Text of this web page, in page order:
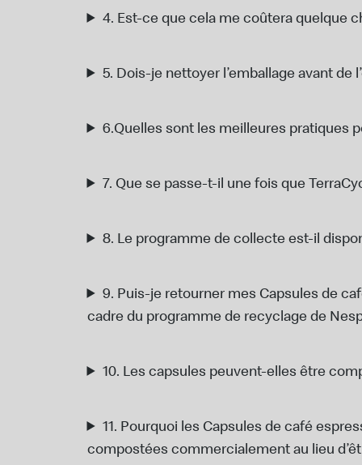
4. Est-ce que cela me coûtera quelque
5. Dois-je nettoyer l’emballage avant de
6.Quelles sont les meilleures pratiques
7. Que se passe-t-il une fois que
8. Le programme de collecte est-il
9. Puis-je retourner mes Capsules de
cadre du programme de recyclage de
10. Les capsules peuvent-elles être
11. Pourquoi les Capsules de café
compostées commercialement au lieu